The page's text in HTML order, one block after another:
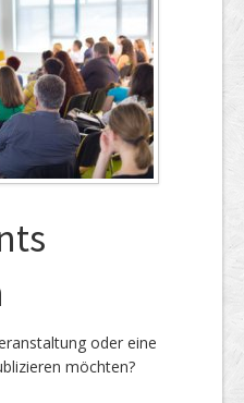
oder eine
möchten?